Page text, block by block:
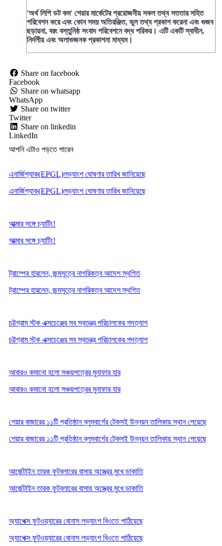
'অর্থ লিপি ডট কম' শেয়ার মার্কেটের প্রয়োজনীয় সকল তথ্য সততার সহিত
পরিবেশন করে এবং কোন সময় অতিরঞ্জিত, ভুল তথ্য প্রকাশ করেনা এবং গুজব
ছড়ায়না, বরং বস্তুনিষ্ঠ সংবাদ পরিবেশনে বদ্ধ পরিকর। এটি একটি স্বাধীন,
নির্দলীয় এবং অলাভজনক প্রকাশনা মাধ্যম।
Share on facebook
Facebook
Share on whatsapp
WhatsApp
Share on twitter
Twitter
Share on linkedin
LinkedIn
আপনি এটাও পড়তে পারেন
এনার্জিপ্যাক(EPGL)লভ্যাংশ ঘোষণার তারিখ জানিয়েছে
এনার্জিপ্যাক(EPGL)লভ্যাংশ ঘোষণার তারিখ জানিয়েছে
আত্মার সঙ্গে চ্যাটিং!
আত্মার সঙ্গে চ্যাটিং!
ট্রাম্পের হারলেন, জন্মসূত্রে নাগরিকত্ব আদেশ স্থগিত
ট্রাম্পের হারলেন, জন্মসূত্রে নাগরিকত্ব আদেশ স্থগিত
চট্টগ্রাম স্টক এক্সচেঞ্জের সব স্বতন্ত্র পরিচালকের পদত্যাগ
চট্টগ্রাম স্টক এক্সচেঞ্জের সব স্বতন্ত্র পরিচালকের পদত্যাগ
আবারও কমানো হলো সঞ্চয়পত্রের মুনাফার হার
আবারও কমানো হলো সঞ্চয়পত্রের মুনাফার হার
শেয়ার বাজারের ১১টি প্রতিষ্ঠান ব্লুমবার্গের টেকসই উন্নয়ন তালিকায় স্থান পেয়েছে
শেয়ার বাজারের ১১টি প্রতিষ্ঠান ব্লুমবার্গের টেকসই উন্নয়ন তালিকায় স্থান পেয়েছে
আর্জেন্টাইন তারক ফুটবলারের বাসায় অস্ত্রের মুখে ডাকাতি
আর্জেন্টাইন তারক ফুটবলারের বাসায় অস্ত্রের মুখে ডাকাতি
অ্যাপেক্স ফুটওয়্যারের বোনাস লভ্যাংশ বিওতে পাঠিয়েছে
অ্যাপেক্স ফুটওয়্যারের বোনাস লভ্যাংশ বিওতে পাঠিয়েছে